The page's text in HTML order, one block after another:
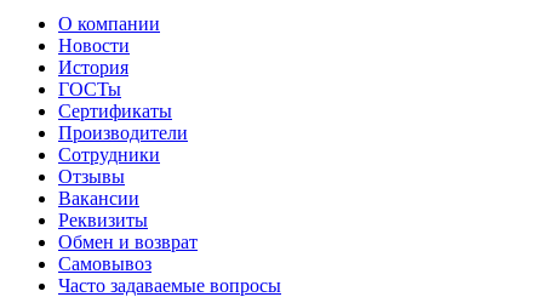
О компании
Новости
История
ГОСТы
Сертификаты
Производители
Сотрудники
Отзывы
Вакансии
Реквизиты
Обмен и возврат
Самовывоз
Часто задаваемые вопросы